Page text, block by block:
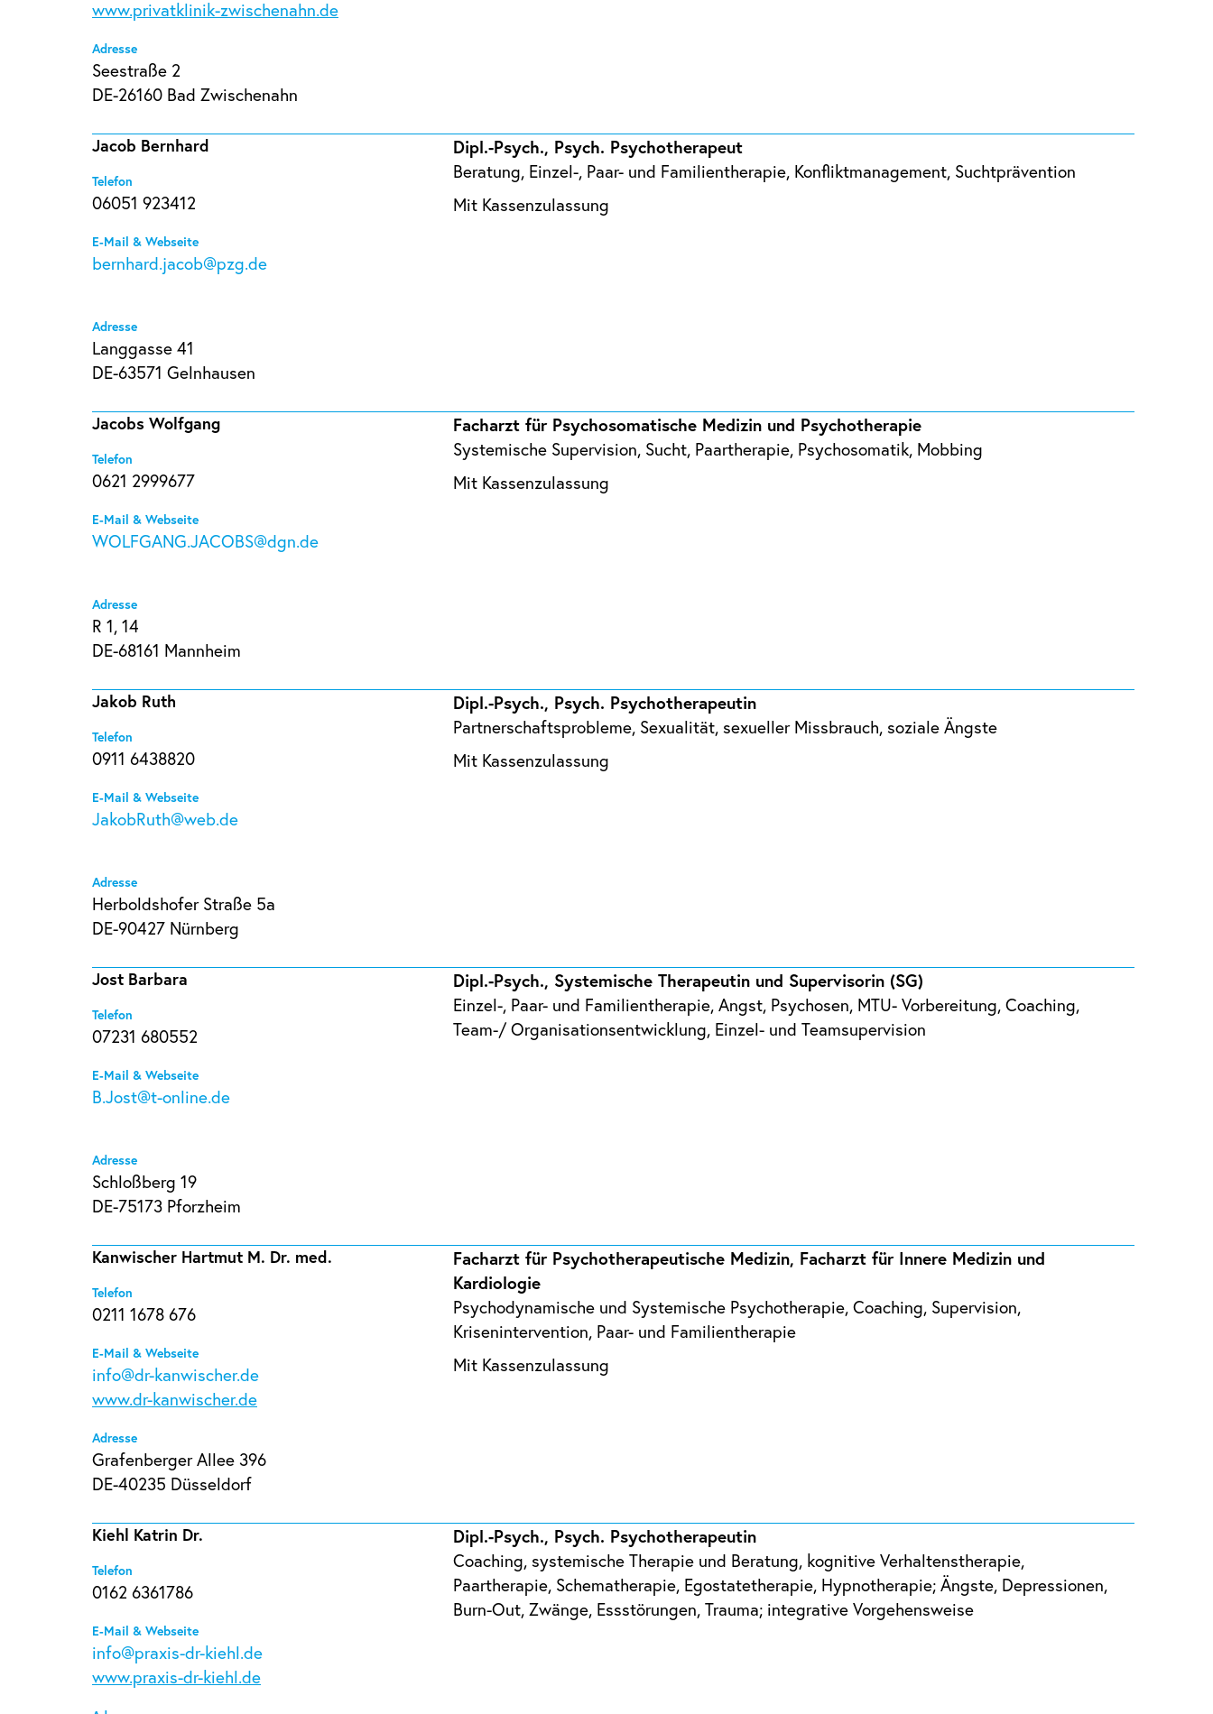
www.privatklinik-zwischenahn.de
Adresse
Seestraße 2
DE-26160 Bad Zwischenahn
Jacob Bernhard
Telefon
06051 923412
E-Mail & Webseite
bernhard.jacob@pzg.de
Adresse
Langgasse 41
DE-63571 Gelnhausen
Dipl.-Psych., Psych. Psychotherapeut
Beratung, Einzel-, Paar- und Familientherapie, Konfliktmanagement, Suchtprävention
Mit Kassenzulassung
Jacobs Wolfgang
Telefon
0621 2999677
E-Mail & Webseite
WOLFGANG.JACOBS@dgn.de
Adresse
R 1, 14
DE-68161 Mannheim
Facharzt für Psychosomatische Medizin und Psychotherapie
Systemische Supervision, Sucht, Paartherapie, Psychosomatik, Mobbing
Mit Kassenzulassung
Jakob Ruth
Telefon
0911 6438820
E-Mail & Webseite
JakobRuth@web.de
Adresse
Herboldshofer Straße 5a
DE-90427 Nürnberg
Dipl.-Psych., Psych. Psychotherapeutin
Partnerschaftsprobleme, Sexualität, sexueller Missbrauch, soziale Ängste
Mit Kassenzulassung
Jost Barbara
Telefon
07231 680552
E-Mail & Webseite
B.Jost@t-online.de
Adresse
Schloßberg 19
DE-75173 Pforzheim
Dipl.-Psych., Systemische Therapeutin und Supervisorin (SG)
Einzel-, Paar- und Familientherapie, Angst, Psychosen, MTU- Vorbereitung, Coaching,
Team-/ Organisationsentwicklung, Einzel- und Teamsupervision
Kanwischer Hartmut M. Dr. med.
Telefon
0211 1678 676
E-Mail & Webseite
info@dr-kanwischer.de
www.dr-kanwischer.de
Adresse
Grafenberger Allee 396
DE-40235 Düsseldorf
Facharzt für Psychotherapeutische Medizin, Facharzt für Innere Medizin und
Kardiologie
Psychodynamische und Systemische Psychotherapie, Coaching, Supervision,
Krisenintervention, Paar- und Familientherapie
Mit Kassenzulassung
Kiehl Katrin Dr.
Telefon
0162 6361786
E-Mail & Webseite
info@praxis-dr-kiehl.de
www.praxis-dr-kiehl.de
Dipl.-Psych., Psych. Psychotherapeutin
Coaching, systemische Therapie und Beratung, kognitive Verhaltenstherapie,
Paartherapie, Schematherapie, Egostatetherapie, Hypnotherapie; Ängste, Depressionen,
Burn-Out, Zwänge, Essstörungen, Trauma; integrative Vorgehensweise